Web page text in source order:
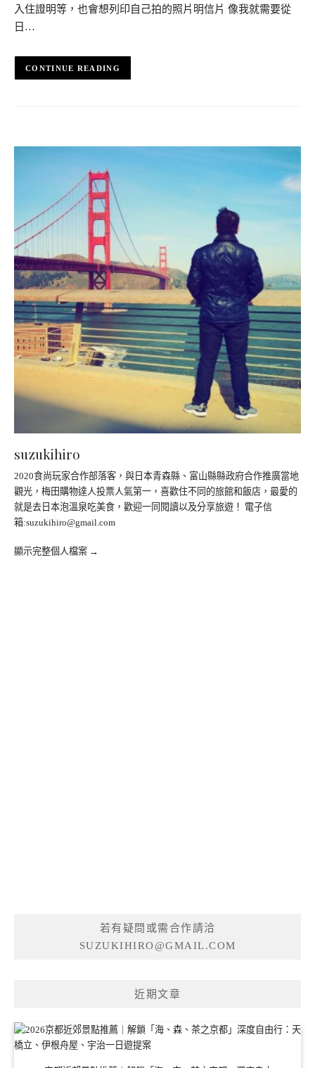
入住證明等，也會想列印自己拍的照片明信片 像我就需要從
日…
CONTINUE READING
suzukihiro
2020食尚玩家合作部落客，與日本青森縣、富山縣縣政府合作推廣當地
觀光，梅田購物達人投票人氣第一，喜歡住不同的旅館和飯店，最愛的
就是去日本泡溫泉吃美食，歡迎一同閱讀以及分享旅遊！ 電子信
箱:suzukihiro@gmail.com
顯示完整個人檔案 →
若有疑問或需合作請洽
SUZUKIHIRO@GMAIL.COM
近期文章